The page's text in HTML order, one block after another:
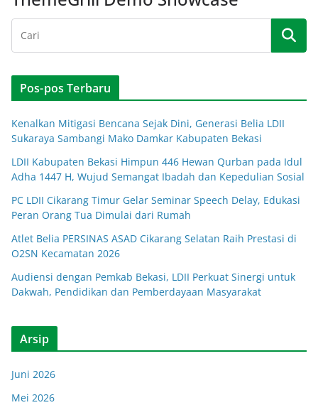
Pos-pos Terbaru
Kenalkan Mitigasi Bencana Sejak Dini, Generasi Belia LDII
Sukaraya Sambangi Mako Damkar Kabupaten Bekasi
LDII Kabupaten Bekasi Himpun 446 Hewan Qurban pada Idul
Adha 1447 H, Wujud Semangat Ibadah dan Kepedulian Sosial
PC LDII Cikarang Timur Gelar Seminar Speech Delay, Edukasi
Peran Orang Tua Dimulai dari Rumah
Atlet Belia PERSINAS ASAD Cikarang Selatan Raih Prestasi di
O2SN Kecamatan 2026
Audiensi dengan Pemkab Bekasi, LDII Perkuat Sinergi untuk
Dakwah, Pendidikan dan Pemberdayaan Masyarakat
Arsip
Juni 2026
Mei 2026